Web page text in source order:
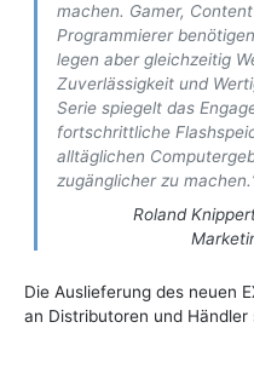
machen. Gamer,
Programmierer
legen aber gleichzeitig
Zuverlässigkeit und
Serie spiegelt das
fortschrittliche
alltäglichen
zugänglicher zu
Roland
Die Auslieferung des neuen
an Distributoren und Händler